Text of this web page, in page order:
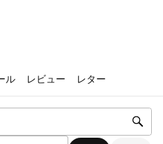
ル レビュー レター